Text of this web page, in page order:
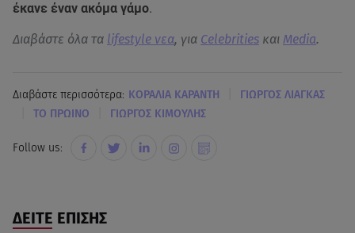
έκανε έναν ακόμα γάμο.
Διαβάστε όλα τα lifestyle νεα, για Celebrities και Media.
Διαβάστε περισσότερα: ΚΟΡΑΛΙΑ ΚΑΡΑΝΤΗ ΓΙΩΡΓΟΣ ΛΙΑΓΚΑΣ
ΤΟ ΠΡΩΙΝΟ ΓΙΩΡΓΟΣ ΚΙΜΟΥΛΗΣ
Follow us:
ΔΕΙΤΕ ΕΠΙΣΗΣ